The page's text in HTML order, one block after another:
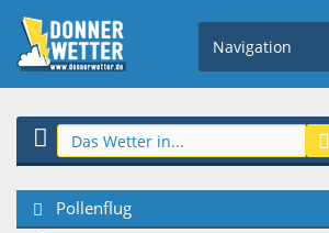
Navigation
Pollenflug